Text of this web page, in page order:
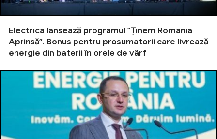
Electrica lansează programul ”Ținem România
Aprinsă”. Bonus pentru prosumatorii care livrează
energie din baterii în orele de vârf